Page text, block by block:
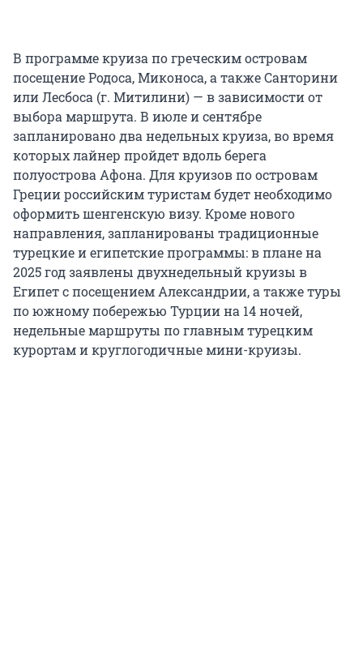
В программе круиза по греческим островам
посещение Родоса, Миконоса, а также Санторини
или Лесбоса (г. Митилини) — в зависимости от
выбора маршрута. В июле и сентябре
запланировано два недельных круиза, во время
которых лайнер пройдет вдоль берега
полуострова Афона. Для круизов по островам
Греции российским туристам будет необходимо
оформить шенгенскую визу. Кроме нового
направления, запланированы традиционные
турецкие и египетские программы: в плане на
2025 год заявлены двухнедельный круизы в
Египет с посещением Александрии, а также туры
по южному побережью Турции на 14 ночей,
недельные маршруты по главным турецким
курортам и круглогодичные мини-круизы.